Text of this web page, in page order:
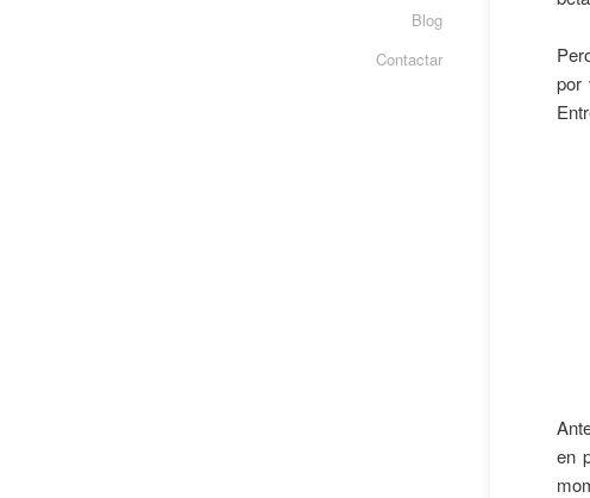
Blog
Contactar
por
en